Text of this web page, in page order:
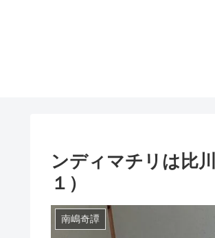
ンディマチリは比
１）
南嶋奇譚